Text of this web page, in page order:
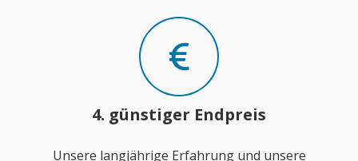
4. günstiger Endpreis
Unsere langjährige Erfahrung und unsere